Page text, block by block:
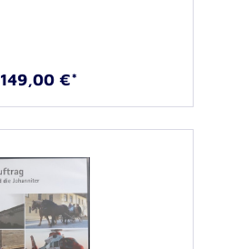
149,00 €*